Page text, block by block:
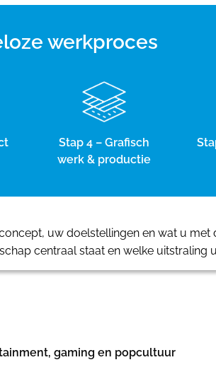
werkproces
Stap 4 – Grafisch
werk & productie
uw doelstellingen en wat u met
centraal staat en welke uitstraling
gaming en popcultuur